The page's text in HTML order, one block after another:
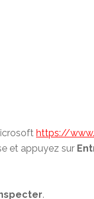
https://
et appuyez sur
.